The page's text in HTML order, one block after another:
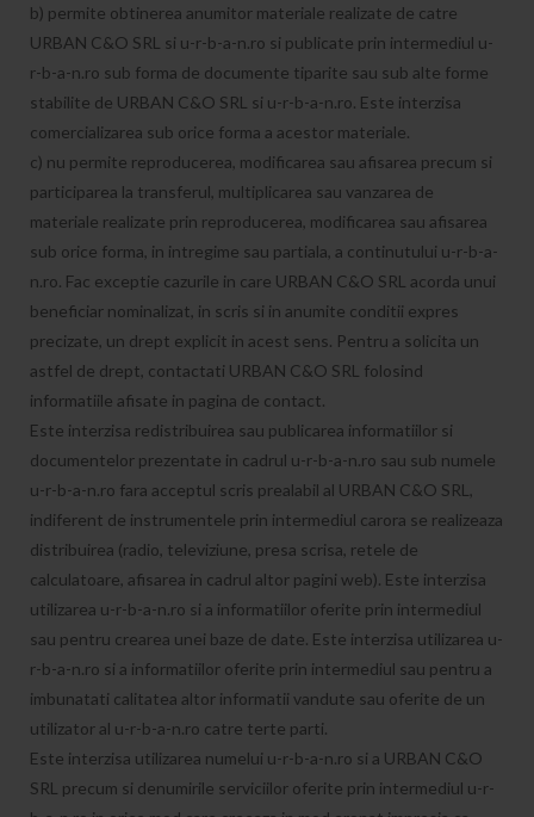
b) permite obtinerea anumitor materiale realizate de catre
URBAN C&O SRL si u-r-b-a-n.ro si publicate prin intermediul u-
r-b-a-n.ro sub forma de documente tiparite sau sub alte forme
stabilite de URBAN C&O SRL si u-r-b-a-n.ro. Este interzisa
comercializarea sub orice forma a acestor materiale.
c) nu permite reproducerea, modificarea sau afisarea precum si
participarea la transferul, multiplicarea sau vanzarea de
materiale realizate prin reproducerea, modificarea sau afisarea
sub orice forma, in intregime sau partiala, a continutului u-r-b-a-
n.ro. Fac exceptie cazurile in care URBAN C&O SRL acorda unui
beneficiar nominalizat, in scris si in anumite conditii expres
precizate, un drept explicit in acest sens. Pentru a solicita un
astfel de drept, contactati URBAN C&O SRL folosind
informatiile afisate in pagina de contact.
Este interzisa redistribuirea sau publicarea informatiilor si
documentelor prezentate in cadrul u-r-b-a-n.ro sau sub numele
u-r-b-a-n.ro fara acceptul scris prealabil al URBAN C&O SRL,
indiferent de instrumentele prin intermediul carora se realizeaza
distribuirea (radio, televiziune, presa scrisa, retele de
calculatoare, afisarea in cadrul altor pagini web). Este interzisa
utilizarea u-r-b-a-n.ro si a informatiilor oferite prin intermediul
sau pentru crearea unei baze de date. Este interzisa utilizarea u-
r-b-a-n.ro si a informatiilor oferite prin intermediul sau pentru a
imbunatati calitatea altor informatii vandute sau oferite de un
utilizator al u-r-b-a-n.ro catre terte parti.
Este interzisa utilizarea numelui u-r-b-a-n.ro si a URBAN C&O
SRL precum si denumirile serviciilor oferite prin intermediul u-r-